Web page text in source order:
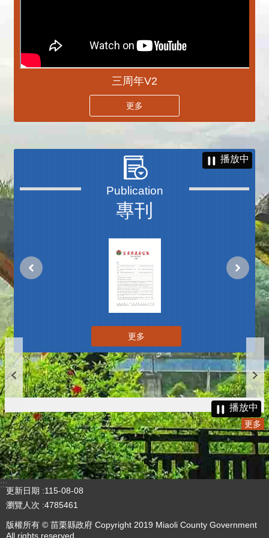
三周年V2
更多
專刊
播放中
更多
播放中
更多
:::
更新日期
115-08-08
瀏覽人次 4785461
版權所有 © 苗栗縣政府 Copyright 2019 Miaoli County Government
All rights reserved.